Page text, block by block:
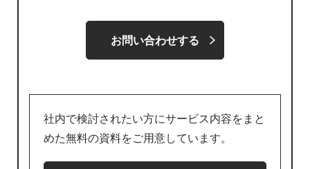
お問い合わせする
社内で検討されたい方にサービス内容をまと
めた無料の資料をご用意しています。